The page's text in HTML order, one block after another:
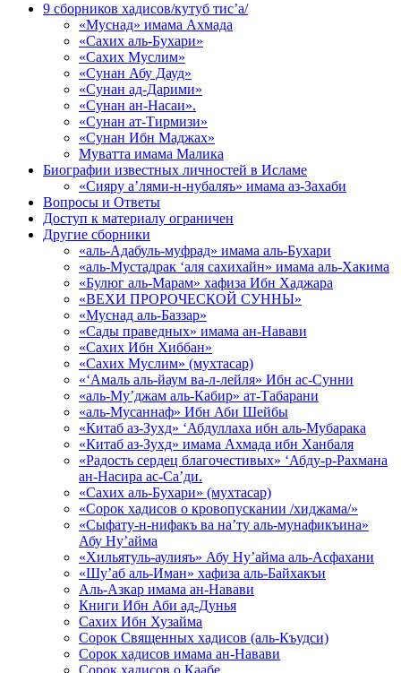
9 сборников хадисов/кутуб тис’а/
«Муснад» имама Ахмада
«Сахих аль-Бухари»
«Сахих Муслим»
«Сунан Абу Дауд»
«Сунан ад-Дарими»
«Сунан ан-Насаи».
«Сунан ат-Тирмизи»
«Сунан Ибн Маджах»
Муватта имама Малика
Биографии известных личностей в Исламе
«Сияру а’лями-н-нубаляъ» имама аз-Захаби
Вопросы и Ответы
Доступ к материалу ограничен
Другие сборники
«аль-Адабуль-муфрад» имама аль-Бухари
«аль-Мустадрак ‘аля сахихайн» имама аль-Хакима
«Булюг аль-Марам» хафиза Ибн Хаджара
«ВЕХИ ПРОРОЧЕСКОЙ СУННЫ»
«Муснад аль-Баззар»
«Сады праведных» имама ан-Навави
«Сахих Ибн Хиббан»
«Сахих Муслим» (мухтасар)
«‘Амаль аль-йаум ва-л-лейля» Ибн ас-Сунни
«аль-Му’джам аль-Кабир» ат-Табарани
«аль-Мусаннаф» Ибн Аби Шейбы
«Китаб аз-Зухд» ‘Абдуллаха ибн аль-Мубарака
«Китаб аз-Зухд» имама Ахмада ибн Ханбаля
«Радость сердец благочестивых» ‘Абду-р-Рахмана
ан-Насира ас-Са’ди.
«Сахих аль-Бухари» (мухтасар)
«Сорок хадисов о кровопускании /хиджама/»
«Сыфату-н-нифакъ ва на’ту аль-мунафикъина»
Абу Ну’айма
«Хильятуль-аулияъ» Абу Ну’айма аль-Асфахани
«Шу’аб аль-Иман» хафиза аль-Байхакъи
Аль-Азкар имама ан-Навави
Книги Ибн Аби ад-Дунья
Сахих Ибн Хузайма
Сорок Священных хадисов (аль-Къудси)
Сорок хадисов имама ан-Навави